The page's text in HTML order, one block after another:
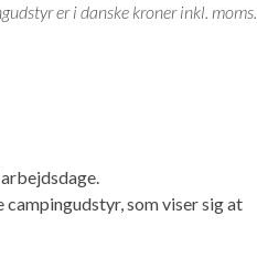
er i danske kroner inkl. moms.
som viser sig at